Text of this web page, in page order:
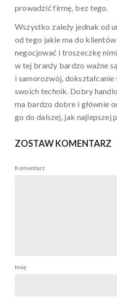
prowadzić firmę, bez tego.
Wszystko zależy jednak od
od tego jakie ma do
negocjować i troszeczkę
w tej branży bardzo ważne
i samorozwój, dokształcanie
swoich technik. Dobry
ma bardzo dobre i głównie
go do dalszej, jak najlepszej
ZOSTAW KOMENTARZ
Komentarz
Imię